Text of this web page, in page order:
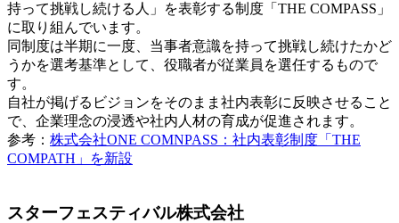
持って挑戦し続ける人」を表彰する制度「THE COMPASS」
に取り組んでいます。
同制度は半期に一度、当事者意識を持って挑戦し続けたかど
うかを選考基準として、役職者が従業員を選任するもので
す。
自社が掲げるビジョンをそのまま社内表彰に反映させること
で、企業理念の浸透や社内人材の育成が促進されます。
参考： 株式会社ONE COMNPASS：社内表彰制度「THE
COMPATH」を新設
スターフェスティバル株式会社